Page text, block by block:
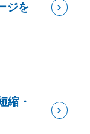
ジを
縮・